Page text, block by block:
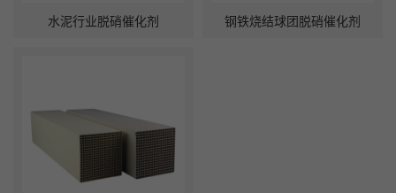
水泥行业脱硝催化剂 钢铁烧结球团脱硝催化剂